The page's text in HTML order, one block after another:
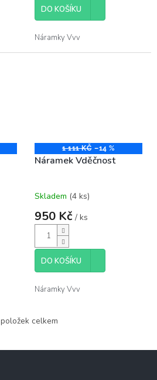
DO KOŠÍKU
Náramky Vvv
1 111 KČ –14 %
Náramek Vděčnost
Skladem (4 ks)
950 Kč / ks
DO KOŠÍKU
Náramky Vvv
O
l
položek celkem